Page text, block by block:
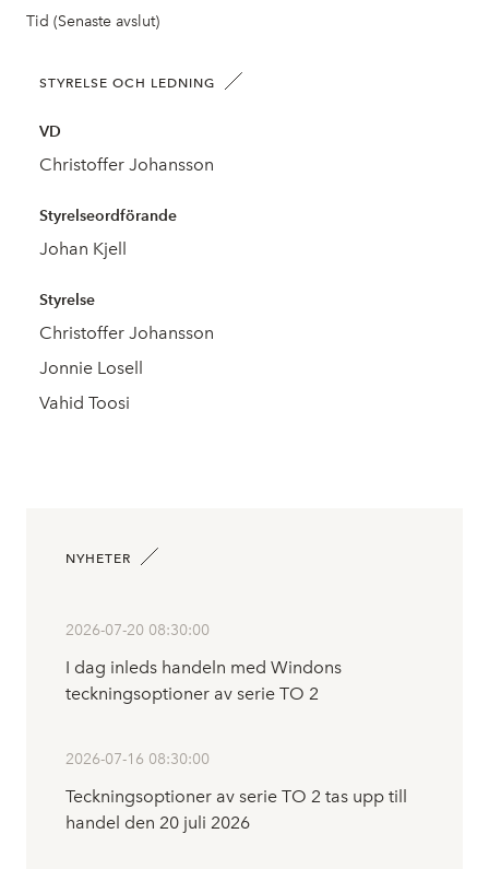
Tid (Senaste avslut)
STYRELSE OCH LEDNING
VD
Christoffer Johansson
Styrelseordförande
Johan Kjell
Styrelse
Christoffer Johansson
Jonnie Losell
Vahid Toosi
NYHETER
2026-07-20 08:30:00
I dag inleds handeln med Windons
teckningsoptioner av serie TO 2
2026-07-16 08:30:00
Teckningsoptioner av serie TO 2 tas upp till
handel den 20 juli 2026